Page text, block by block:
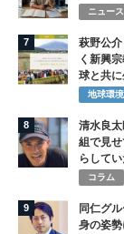
ニュース
7
萩野公
く新興
球と共
地球環境
8
清水良
組で見
らして
コラム
9
同仁グ
身の姿